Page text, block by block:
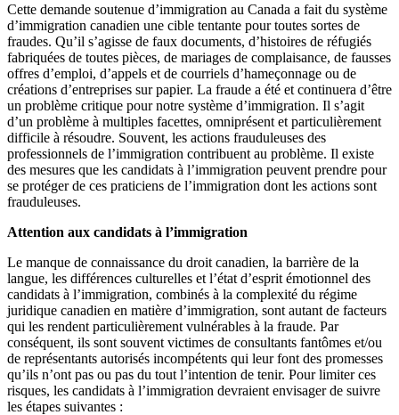
Cette demande soutenue d’immigration au Canada a fait du système
d’immigration canadien une cible tentante pour toutes sortes de
fraudes. Qu’il s’agisse de faux documents, d’histoires de réfugiés
fabriquées de toutes pièces, de mariages de complaisance, de fausses
offres d’emploi, d’appels et de courriels d’hameçonnage ou de
créations d’entreprises sur papier. La fraude a été et continuera d’être
un problème critique pour notre système d’immigration. Il s’agit
d’un problème à multiples facettes, omniprésent et particulièrement
difficile à résoudre. Souvent, les actions frauduleuses des
professionnels de l’immigration contribuent au problème. Il existe
des mesures que les candidats à l’immigration peuvent prendre pour
se protéger de ces praticiens de l’immigration dont les actions sont
frauduleuses.
Attention aux candidats à l’immigration
Le manque de connaissance du droit canadien, la barrière de la
langue, les différences culturelles et l’état d’esprit émotionnel des
candidats à l’immigration, combinés à la complexité du régime
juridique canadien en matière d’immigration, sont autant de facteurs
qui les rendent particulièrement vulnérables à la fraude. Par
conséquent, ils sont souvent victimes de consultants fantômes et/ou
de représentants autorisés incompétents qui leur font des promesses
qu’ils n’ont pas ou pas du tout l’intention de tenir. Pour limiter ces
risques, les candidats à l’immigration devraient envisager de suivre
les étapes suivantes :